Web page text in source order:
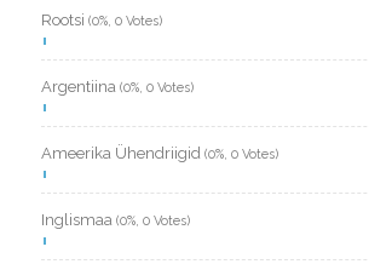
Rootsi (0%, 0 Votes)
Argentiina (0%, 0 Votes)
Ameerika Ühendriigid (0%, 0 Votes)
Inglismaa (0%, 0 Votes)